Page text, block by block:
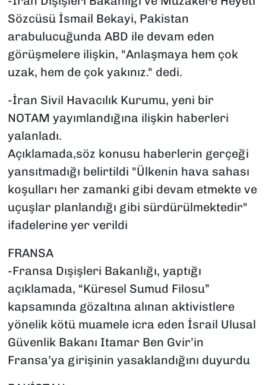
Sözcüsü İsmail Bekayi, Pakistan
arabulucuğunda ABD ile devam eden
görüşmelere ilişkin, "Anlaşmaya hem çok
uzak, hem de çok yakınız." dedi.
-İran Sivil Havacılık Kurumu, yeni bir
NOTAM yayımlandığına ilişkin haberleri
yalanladı.
Açıklamada,söz konusu haberlerin gerçeği
yansıtmadığı belirtildi "Ülkenin hava sahası
koşulları her zamanki gibi devam etmekte ve
uçuşlar planlandığı gibi sürdürülmektedir"
ifadelerine yer verildi
FRANSA
-Fransa Dışişleri Bakanlığı, yaptığı
açıklamada, “Küresel Sumud Filosu”
kapsamında gözaltına alınan aktivistlere
yönelik kötü muamele icra eden İsrail Ulusal
Güvenlik Bakanı Itamar Ben Gvir’in
Fransa’ya girişinin yasaklandığını duyurdu